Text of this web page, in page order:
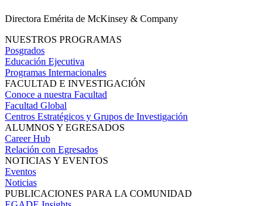
Directora Emérita de McKinsey & Company
NUESTROS PROGRAMAS
Posgrados
Educación Ejecutiva
Programas Internacionales
FACULTAD E INVESTIGACIÓN
Conoce a nuestra Facultad
Facultad Global
Centros Estratégicos y Grupos de Investigación
ALUMNOS Y EGRESADOS
Career Hub
Relación con Egresados
NOTICIAS Y EVENTOS
Eventos
Noticias
PUBLICACIONES PARA LA COMUNIDAD